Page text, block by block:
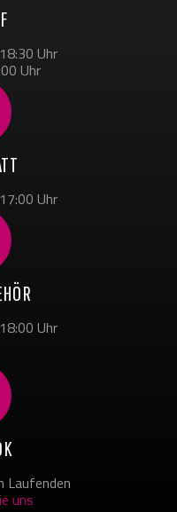
Uhr
Uhr
Uhr
Uhr
Laufenden
uns